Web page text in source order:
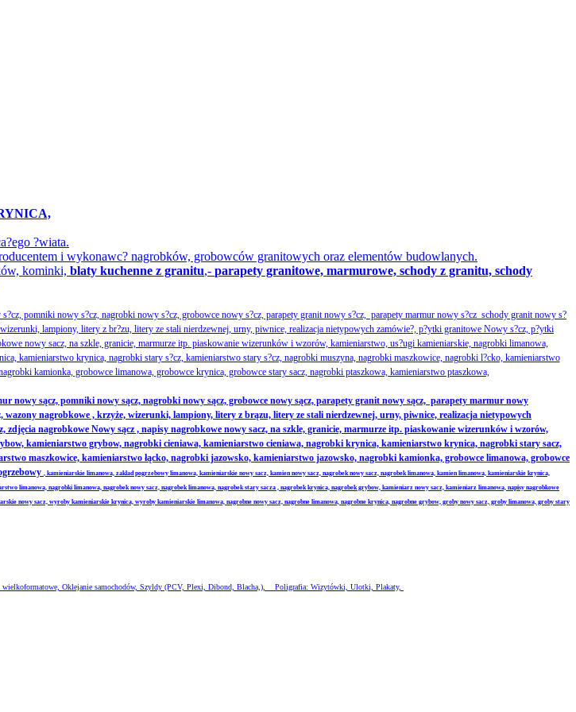
?wiata.
i wykonawc? nagrobków, grobowców granitowych oraz elementów budowlanych.
kominki, blaty kuchenne z granitu,- parapety granitowe, marmurowe, schody z granitu, schody
pomniki nowy s?cz, nagrobki nowy s?cz, grobowce nowy s?cz, parapety granit nowy s?cz, parapety marmur nowy s?cz schody granit nowy s?
lampiony, litery z br?zu, litery ze stali nierdzewnej, urny, piwnice, realizacja nietypowych zamówie?, p?ytki granitowe Nowy s?cz, p?ytki
nowy sacz, na szkle, granicie, marmurze itp. piaskowanie wizerunków i wzorów, kamieniarstwo, us?ugi kamieniarskie, nagrobki limanowa,
kamieniarstwo krynica, nagrobki stary s?cz, kamieniarstwo stary s?cz, nagrobki muszyna, nagrobki maszkowice, nagrobki l?cko, kamieniarstwo
kamionka, grobowce limanowa, grobowce krynica, grobowce stary sacz, nagrobki ptaszkowa, kamieniarstwo ptaszkowa,
sącz, pomniki nowy sącz, nagrobki nowy sącz, grobowce nowy sącz, parapety granit nowy sącz, parapety marmur nowy
nagrobkowe , krzyże, wizerunki, lampiony, litery z brązu, litery ze stali nierdzewnej, urny, piwnice, realizacja nietypowych
nagrobkowe Nowy sącz , napisy nagrobkowe nowy sacz, na szkle, granicie, marmurze itp. piaskowanie wizerunków i wzorów,
kamieniarstwo grybow, nagrobki cieniawa, kamieniarstwo cieniawa, nagrobki krynica, kamieniarstwo krynica, nagrobki stary sacz,
maszkowice, kamieniarstwo łącko, nagrobki jazowsko, kamieniarstwo jazowsko, nagrobki kamionka, grobowce limanowa, grobowce
, kamieniarskie limanowa, zaklad pogrzebowy limanowa, kamieniarskie nowy sacz, kamien nowy sacz, nagrobek nowy sacz, nagrobek limanowa, kamien limanowa, kamieniarskie krynica,
limanowa, nagrobki limanowa, nagrobek nowy sacz, nagrobek limanowa, nagrobek stary sacza , nagrobek krynica, nagrobek grybow, kamieniarz nowy sacz, kamieniarz limanowa, napisy nagrobkowe
nowy sacz, wyroby kamieniarskie krynica, wyroby kamieniarskie limanowa, nagrobne nowy sacz, nagrobne limanowa, nagrobne krynica, nagrobne grybow, groby nowy sacz, groby limanowa, groby stary
wielkoformatowe, Oklejanie samochodów, Szyldy (PCV, Plexi, Dibond, Blacha,), Poligrafia: Wizytówki, Ulotki, Plakaty,